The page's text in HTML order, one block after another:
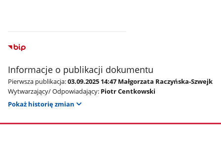
Informacje o publikacji dokumentu
Pierwsza publikacja:03.09.2025 14:47 Małgorzata Raczyńska-Szwejk
Wytwarzający/ Odpowiadający: Piotr Centkowski
Pokaż historię zmian